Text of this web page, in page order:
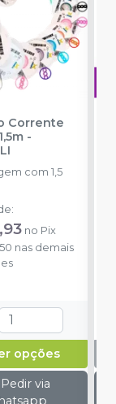
Corrente
-
com 1,5
:
no Pix
nas demais
opções
Pedir via